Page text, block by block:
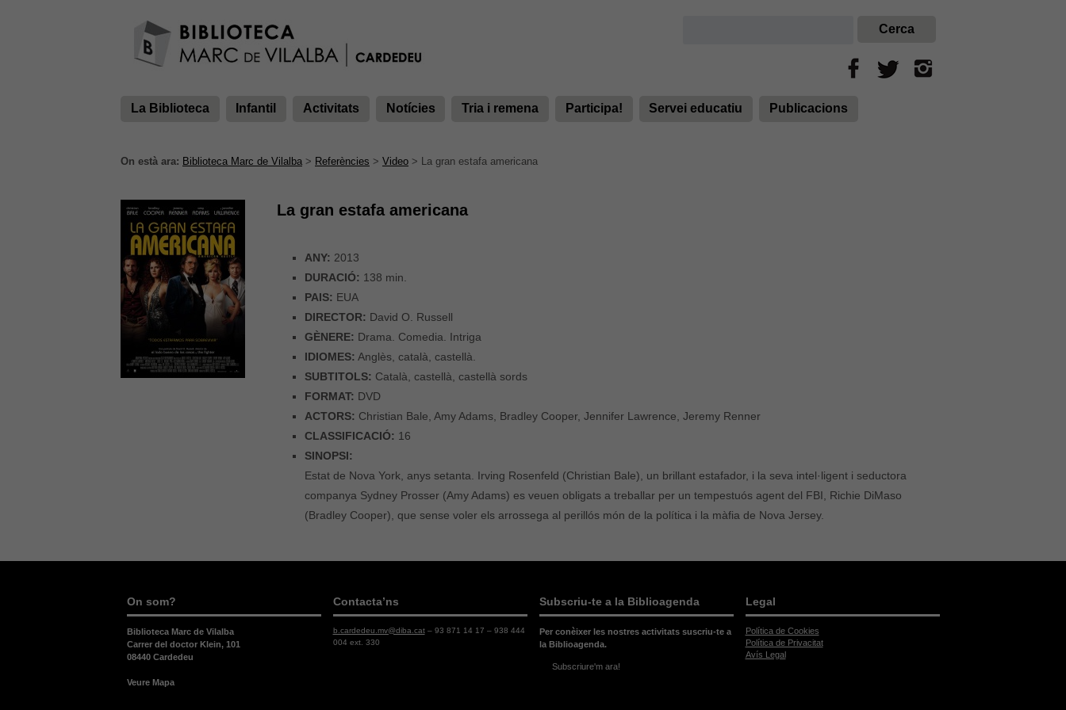
La Biblioteca Infantil Activitats Notícies Tria i remena Participa! Servei educatiu Publicacions
On està ara: Biblioteca Marc de Vilalba > Referències > Video > La gran estafa americana
La gran estafa americana
ANY: 2013
DURACIÓ: 138 min.
PAIS: EUA
DIRECTOR: David O. Russell
GÈNERE: Drama. Comedia. Intriga
IDIOMES: Anglès, català, castellà.
SUBTITOLS: Català, castellà, castellà sords
FORMAT: DVD
ACTORS: Christian Bale, Amy Adams, Bradley Cooper, Jennifer Lawrence, Jeremy Renner
CLASSIFICACIÓ: 16
SINOPSI:
Estat de Nova York, anys setanta. Irving Rosenfeld (Christian Bale), un brillant estafador, i la seva intel·ligent i seductora
companya Sydney Prosser (Amy Adams) es veuen obligats a treballar per un tempestuós agent del FBI, Richie DiMaso
(Bradley Cooper), que sense voler els arrossega al perillós món de la política i la màfia de Nova Jersey.
On som?
Biblioteca Marc de Vilalba
Carrer del doctor Klein, 101
08440 Cardedeu
Veure Mapa
Contacta’ns
b.cardedeu.mv@diba.cat– 93 871 14 17 – 938 444
004 ext. 330
Subscriu-te a la Biblioagenda
Per conèixer les nostres activitats suscriu-te a
la Biblioagenda.
Subscriure'm ara!
Legal
Política de Cookies
Política de Privacitat
Avís Legal